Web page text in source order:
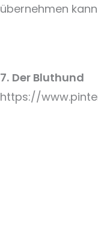
übernehmen
7. Der Bluthund
https://